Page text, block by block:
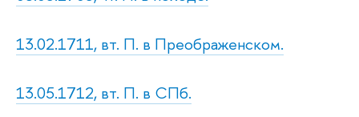
13.02.1711, вт. П. в Преображенском.
13.05.1712, вт. П. в СПб.